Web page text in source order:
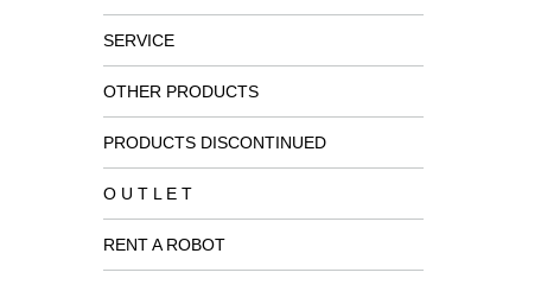
SERVICE
OTHER PRODUCTS
PRODUCTS DISCONTINUED
O U T L E T
RENT A ROBOT